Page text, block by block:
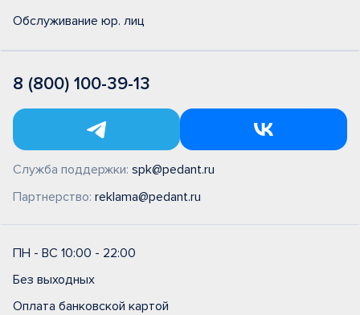
Обслуживание юр. лиц
8 (800) 100-39-13
Служба поддержки: spk@pedant.ru
Партнерство: reklama@pedant.ru
ПН - ВС 10:00 - 22:00
Без выходных
Оплата банковской картой